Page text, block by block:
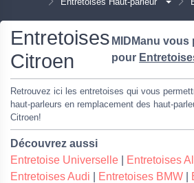
Entretoises
Citroen
MIDManu vous
pour
Retrouvez ici les entretoises qui vous
haut-parleurs en remplacement des haut-
Citroen!
Découvrez aussi
Entretoise Universelle
Entretoises
Entretoises Audi
Entretoises BMW